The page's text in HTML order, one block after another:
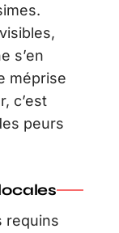
s’en
méprise
c’est
peurs
requins